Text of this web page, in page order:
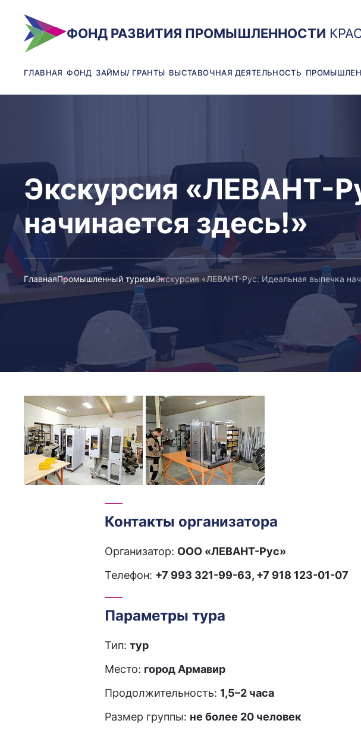
ФОНД РАЗВИТИЯ ПРОМЫШЛЕННОСТИ
ГЛАВНАЯ ФОНД ЗАЙМЫ/ ГРАНТЫ ВЫСТАВОЧНАЯ ДЕЯТЕЛЬНОСТЬ
Экскурсия «ЛЕВАНТ-
начинается здесь!»
ГлавнаяПромышленный туризмЭкскурсия «ЛЕВАНТ-Рус: Идеальная выпечка
Контакты организатора
Организатор: ООО «ЛЕВАНТ-Рус»
Телефон: +7 993 321-99-63, +7 918 123-01-07
Параметры тура
Тип: тур
Место: город Армавир
Продолжительность: 1,5–2 часа
Размер группы: не более 20 человек